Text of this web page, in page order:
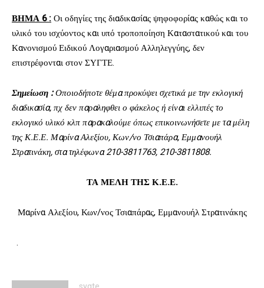
ΒΗΜΑ 6 :Οι οδηγίες της διαδικασίας ψηφοφορίας καθώς και το
υλικό του ισχύοντος και υπό τροποποίηση Καταστατικού και του
Κανονισμού Ειδικού Λογαριασμού Αλληλεγγύης, δεν
επιστρέφονται στον ΣΥΓΤΕ.
Σημείωση :Οποιοδήποτε θέμα προκύψει σχετικά με την εκλογική
διαδικασία, πχ δεν παραληφθει ο φάκελος ή είναι ελλιπές το
εκλογικό υλικό κλπ παρακαλούμε όπως επικοινωνήσετε με τα μέλη
της Κ.Ε.Ε. Μαρίνα Αλεξίου, Κων/νο Τσιαπάρα, Εμμανουήλ
Στρατινάκη, στα τηλέφωνα 210-3811763, 210-3811808.
ΤΑ ΜΕΛΗ ΤΗΣ Κ.Ε.Ε.
Μαρίνα Αλεξίου, Κων/νος Τσιαπάρας, Εμμανουήλ Στρατινάκης
.